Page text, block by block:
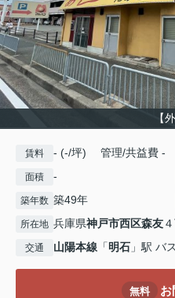
【
賃料 - (-/坪) 管理/共益費 -
面積 -
築年数 築49年
所在地 兵庫県神戸市西区森友
交通 山陽本線 「明石 」駅 バ
無料 お